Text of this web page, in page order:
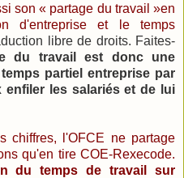
son « partage du travail »en
d'entreprise et le temps
libre de droits. Faites-
du travail est donc une
temps partielentreprise par
enfiler les salariés et de lui
chiffres, l'OFCE ne partage
qu'en tire COE-Rexecode.
du temps de travail sur